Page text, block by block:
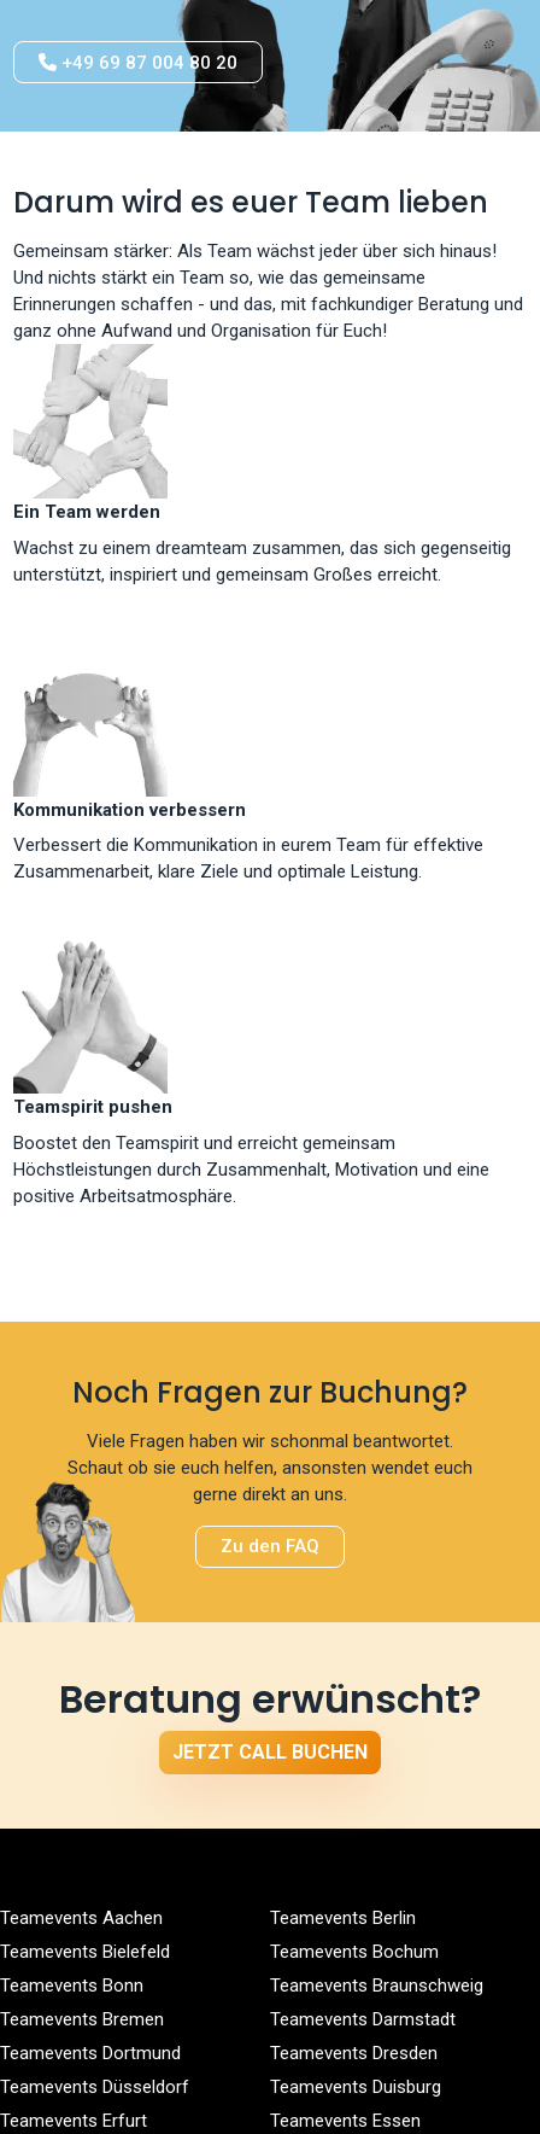
+49 69 87 004 80 20
Darum wird es euer Team lieben
Gemeinsam stärker: Als Team wächst jeder über sich hinaus!
Und nichts stärkt ein Team so, wie das gemeinsame
Erinnerungen schaffen - und das, mit fachkundiger Beratung und
ganz ohne Aufwand und Organisation für Euch!
Ein Team werden
Wachst zu einem dreamteam zusammen, das sich gegenseitig
unterstützt, inspiriert und gemeinsam Großes erreicht.
Kommunikation verbessern
Verbessert die Kommunikation in eurem Team für effektive
Zusammenarbeit, klare Ziele und optimale Leistung.
Teamspirit pushen
Boostet den Teamspirit und erreicht gemeinsam
Höchstleistungen durch Zusammenhalt, Motivation und eine
positive Arbeitsatmosphäre.
Noch Fragen zur Buchung?
Viele Fragen haben wir schonmal beantwortet.
Schaut ob sie euch helfen, ansonsten wendet euch
gerne direkt an uns.
Zu den FAQ
Beratung erwünscht?
JETZT CALL BUCHEN
Teamevents Aachen
Teamevents Berlin
Teamevents Bielefeld
Teamevents Bochum
Teamevents Bonn
Teamevents Braunschweig
Teamevents Bremen
Teamevents Darmstadt
Teamevents Dortmund
Teamevents Dresden
Teamevents Düsseldorf
Teamevents Duisburg
Teamevents Erfurt
Teamevents Essen